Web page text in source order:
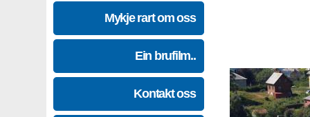
Mykje rart om oss
Ein brufilm..
Kontakt oss